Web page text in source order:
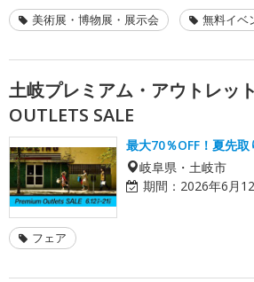
美術展・博物展・展示会 無料イベ
土岐プレミアム・アウトレ
OUTLETS SALE
最大70％OFF！夏先
岐阜県・土岐市
期間： 2026年6月
フェア